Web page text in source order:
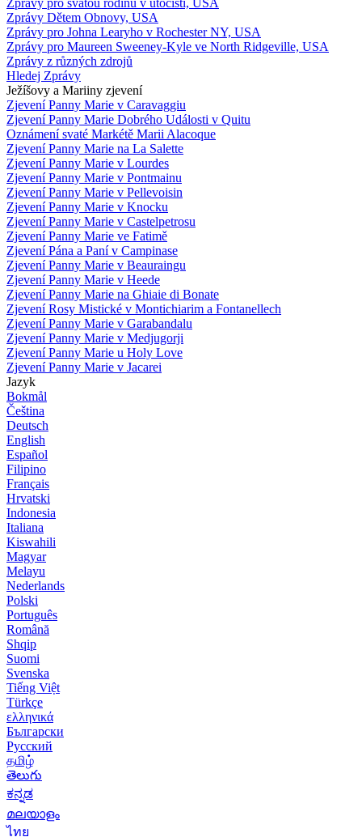
Zprávy Dětem Obnovy, USA
Zprávy pro Johna Learyho v Rochester NY, USA
Zprávy pro Maureen Sweeney-Kyle ve North Ridgeville, USA
Zprávy z různých zdrojů
Hledej Zprávy
Ježíšovy a Mariiny zjevení
Zjevení Panny Marie v Caravaggiu
Zjevení Panny Marie Dobrého Události v Quitu
Oznámení svaté Markétě Marii Alacoque
Zjevení Panny Marie na La Salette
Zjevení Panny Marie v Lourdes
Zjevení Panny Marie v Pontmainu
Zjevení Panny Marie v Pellevoisin
Zjevení Panny Marie v Knocku
Zjevení Panny Marie v Castelpetrosu
Zjevení Panny Marie ve Fatimě
Zjevení Pána a Paní v Campinase
Zjevení Panny Marie v Beauraingu
Zjevení Panny Marie v Heede
Zjevení Panny Marie na Ghiaie di Bonate
Zjevení Rosy Mistické v Montichiarim a Fontanellech
Zjevení Panny Marie v Garabandalu
Zjevení Panny Marie v Medjugorji
Zjevení Panny Marie u Holy Love
Zjevení Panny Marie v Jacarei
Jazyk
Bokmål
Čeština
Deutsch
English
Español
Filipino
Français
Hrvatski
Indonesia
Italiana
Kiswahili
Magyar
Melayu
Nederlands
Polski
Português
Română
Shqip
Suomi
Svenska
Tiếng Việt
Türkçe
ελληνικά
Български
Русский
தமிழ்
తెలుగు
ಕನ್ನಡ
മലയാളം
ไทย